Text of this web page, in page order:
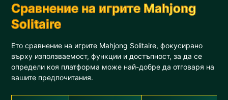
Сравнение на игрите Mahjong
Solitaire
Ето сравнение на игрите Mahjong Solitaire, фокусирано
върху използваемост, функции и достъпност, за да се
определи коя платформа може най-добре да отговаря на
вашите предпочитания.